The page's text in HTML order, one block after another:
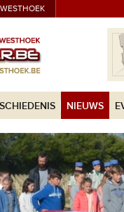
NIEUWS